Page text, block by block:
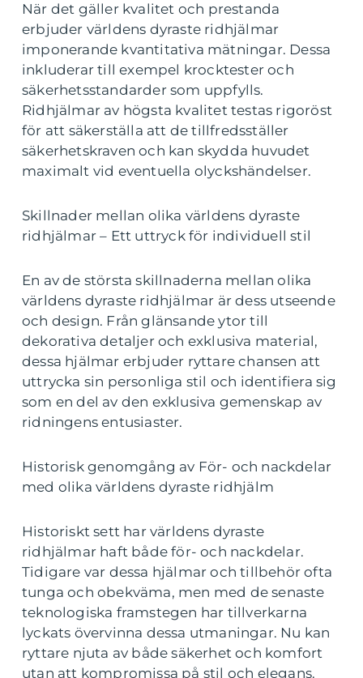
När det gäller kvalitet och prestanda
erbjuder världens dyraste ridhjälmar
imponerande kvantitativa mätningar. Dessa
inkluderar till exempel krocktester och
säkerhetsstandarder som uppfylls.
Ridhjälmar av högsta kvalitet testas rigoröst
för att säkerställa att de tillfredsställer
säkerhetskraven och kan skydda huvudet
maximalt vid eventuella olyckshändelser.
Skillnader mellan olika världens dyraste
ridhjälmar – Ett uttryck för individuell stil
En av de största skillnaderna mellan olika
världens dyraste ridhjälmar är dess utseende
och design. Från glänsande ytor till
dekorativa detaljer och exklusiva material,
dessa hjälmar erbjuder ryttare chansen att
uttrycka sin personliga stil och identifiera sig
som en del av den exklusiva gemenskap av
ridningens entusiaster.
Historisk genomgång av För- och nackdelar
med olika världens dyraste ridhjälm
Historiskt sett har världens dyraste
ridhjälmar haft både för- och nackdelar.
Tidigare var dessa hjälmar och tillbehör ofta
tunga och obekväma, men med de senaste
teknologiska framstegen har tillverkarna
lyckats övervinna dessa utmaningar. Nu kan
ryttare njuta av både säkerhet och komfort
utan att kompromissa på stil och elegans.